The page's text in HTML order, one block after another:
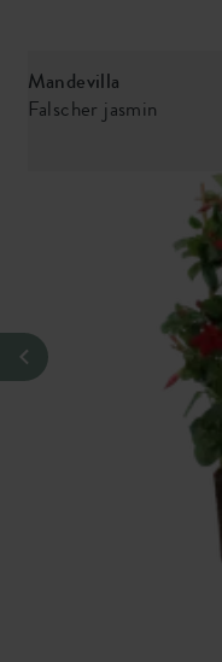
Mandevilla
Falscher jasmin